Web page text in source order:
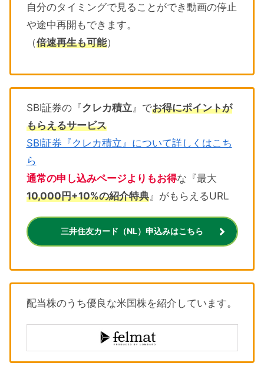
自分のタイミングで見ることができ動画の停止
や途中再開もできます。
（倍速再生も可能）
SBI証券の『クレカ積立』でお得にポイントが
もらえるサービス
SBI証券『クレカ積立』について詳しくはこち
ら
通常の申し込みページよりもお得な『最大
10,000円+10%の紹介特典』がもらえるURL
三井住友カード（NL）申込みはこちら
配当株のうち優良な米国株を紹介しています。